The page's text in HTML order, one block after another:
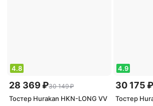
4.8
28 369 ₽30 149 ₽
Тостер Hurakan HKN-LONG VV
4.9
30 175 ₽
Тостер